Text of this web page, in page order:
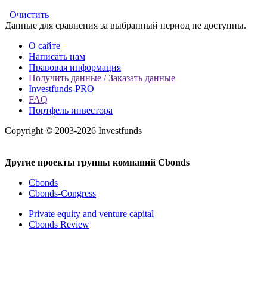
Очистить
Данные для сравнения за выбранный период не доступны.
О сайте
Написать нам
Правовая информация
Получить данные / Заказать данные
Investfunds-PRO
FAQ
Портфель инвестора
Copyright © 2003-2026 Investfunds
Другие проекты группы компаний Cbonds
Cbonds
Cbonds-Congress
Private equity and venture capital
Cbonds Review